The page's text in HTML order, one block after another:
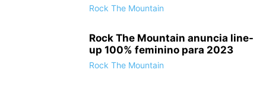
Rock The Mountain
Rock The Mountain anuncia line-
up 100% feminino para 2023
Rock The Mountain